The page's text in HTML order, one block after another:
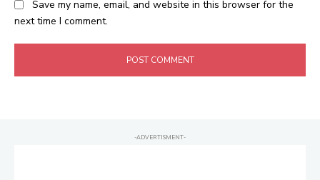
Save my name, email, and website in this browser for the
next time I comment.